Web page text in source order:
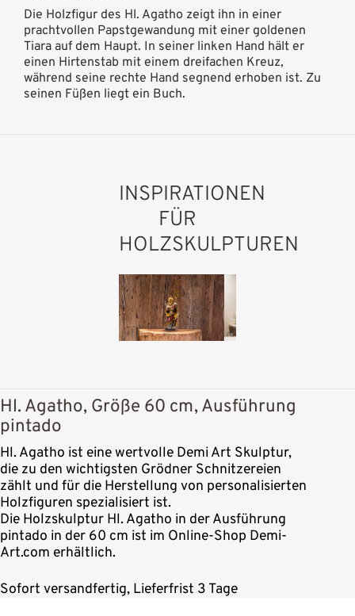
Die Holzfigur des Hl. Agatho zeigt ihn in einer
prachtvollen Papstgewandung mit einer goldenen
Tiara auf dem Haupt. In seiner linken Hand hält er
einen Hirtenstab mit einem dreifachen Kreuz,
während seine rechte Hand segnend erhoben ist. Zu
seinen Füßen liegt ein Buch.
INSPIRATIONEN
FÜR
HOLZSKULPTUREN
Hl. Agatho, Größe 60 cm, Ausführung
pintado
Hl. Agatho ist eine wertvolle Demi Art Skulptur,
die zu den wichtigsten Grödner Schnitzereien
zählt und für die Herstellung von personalisierten
Holzfiguren spezialisiert ist.
Die Holzskulptur Hl. Agatho in der Ausführung
pintado in der 60 cm ist im Online-Shop Demi-
Art.com erhältlich.
Sofort versandfertig, Lieferfrist 3 Tage